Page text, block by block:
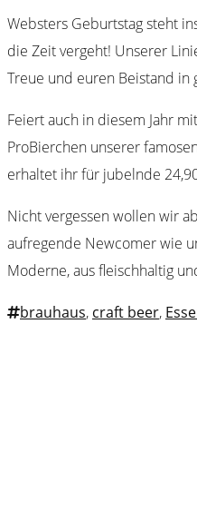
Websters Geburtstag steht
die Zeit vergeht! Unserer
Treue und euren Beistand
Feiert auch in diesem Jahr
ProBierchen unserer
erhaltet ihr für jubelnde
Nicht vergessen wollen wir
aufregende Newcomer wie
Moderne, aus fleischhaltig
brauhaus, craft beer,